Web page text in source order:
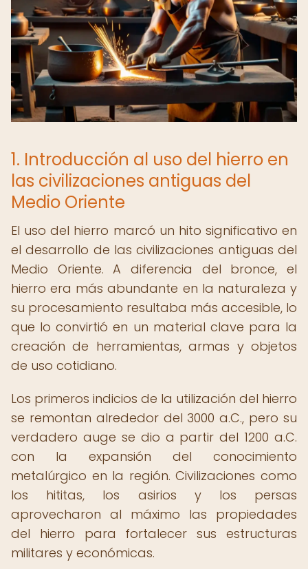
1. Introducción al uso del hierro en
las civilizaciones antiguas del
Medio Oriente
El uso del hierro marcó un hito significativo en
el desarrollo de las civilizaciones antiguas del
Medio Oriente. A diferencia del bronce, el
hierro era más abundante en la naturaleza y
su procesamiento resultaba más accesible, lo
que lo convirtió en un material clave para la
creación de herramientas, armas y objetos
de uso cotidiano.
Los primeros indicios de la utilización del hierro
se remontan alrededor del 3000 a.C., pero su
verdadero auge se dio a partir del 1200 a.C.
con la expansión del conocimiento
metalúrgico en la región. Civilizaciones como
los hititas, los asirios y los persas
aprovecharon al máximo las propiedades
del hierro para fortalecer sus estructuras
militares y económicas.